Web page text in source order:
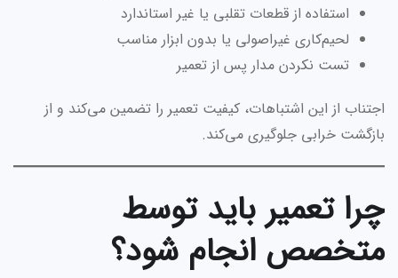
استفاده از قطعات تقلبی یا غیر استاندارد
لحیم‌کاری غیراصولی یا بدون ابزار مناسب
تست نکردن مدار پس از تعمیر
اجتناب از این اشتباهات، کیفیت تعمیر را تضمین می‌کند و از
بازگشت خرابی جلوگیری می‌کند.
چرا تعمیر باید توسط
متخصص انجام شود؟